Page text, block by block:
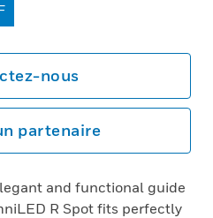
nous
partenaire
and functional guide
R Spot fits perfectly